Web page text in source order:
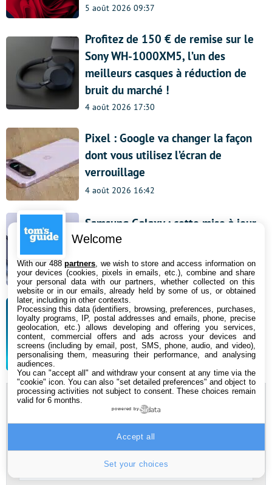
5 août 2026 09:37
Profitez de 150 € de remise sur le
Sony WH-1000XM5, l’un des
meilleurs casques à réduction de
bruit du marché !
4 août 2026 17:30
Pixel : Google va changer la façon
dont vous utilisez l’écran de
verrouillage
4 août 2026 16:42
Samsung Galaxy : cette mise à jour
cruciale ne doit surtout pas être
ignorée
4 août 2026 10:09
Pourquoi Telegram a disparu de
l’App Store
4 août 2026 09:30
Newsletter
dernières actus par mail !
Adresse
e-
Welcome
With our 488partners , we wish to store and access information on
your devices (cookies, pixels in emails, etc.), combine and share
your personal data with our partners, whether collected on this
website or in our emails, already held by some of us, or obtained
later, including in other contexts.
Processing this data (identifiers, browsing, preferences, purchases,
loyalty programs, IP, postal addresses and emails, phone, precise
geolocation, etc.) allows developing and offering you services,
content, commercial offers and ads across your devices and
screens (including by email, post, SMS, phone, audio, and video),
personalising them, measuring their performance, and analysing
audiences.
You can "accept all" and withdraw your consent at any time via the
"cookie" icon. You can also "set detailed preferences" and object to
processing activities not subject to consent. These choices remain
valid for 6 months.
powered by
Set your choices
Accept all